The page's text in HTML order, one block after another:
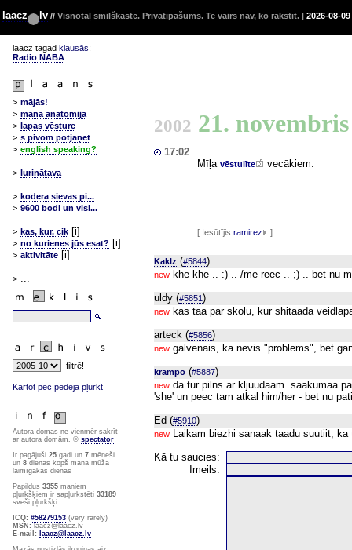
laacz lv // Visnotaļ smilškaste. Privātīpašums. Te vairs nav, ko rakstīt. | 2026-08-
laacz tagad klausās:
Radio NABA
> mājās!
> mana anatomija
> lapas vēsture
> s pivom potjaņet
> english speaking?
> ļurinātava
> kodera sievas pi...
> 9600 bodi un visi...
> kas, kur, cik [i]
> no kurienes jūs esat? [i]
> aktivitāte [i]
> ...
Kārtot pēc pēdējā pļurkt
Autora domas ne vienmēr sakrīt
ar autora domām. © spectator
Ir pagājuši 25 gadi un 7 mēneši
un 8 dienas kopš mana mūža
laimīgākās dienas
Papildus 3355 maniem
pļurkšķiem ir sapļurkstēti 33189
sveši pļurkšķi.
ICQ: #58279153 (very rarely)
MSN: laacz@laacz.lv
E-mail:
laacz@laacz.lv
2002 21.
17:02
Mīļa vēstulīte vecākiem.
[ Iesūtījis ramirez ]
Kaklz (#5844)
new khe khe .. :) .. /me reec .. ;) .. bet nu
uldy (#5851)
new kas taa par skolu, kur shitaada
arteck (#5856)
new galvenais, ka nevis "problems", bet
krampo (#5887)
new da tur pilns ar kljuudaam. saakumaa
'she' un peec tam atkal him/her - bet nu
Ed (#5910)
new Laikam biezhi sanaak taadu suutiit,
Kā tu saucies:
Īmeils: